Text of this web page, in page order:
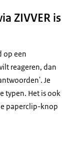
ZIVVER is
op een
reageren, dan
Je
typen. Het is ook
paperclip-knop